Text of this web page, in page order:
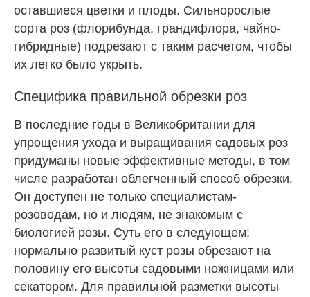
оставшиеся цветки и плоды. Сильнорослые
сорта роз (флорибунда, грандифлора, чайно-
гибридные) подрезают с таким расчетом, чтобы
их легко было укрыть.
Специфика правильной обрезки роз
В последние годы в Великобритании для
упрощения ухода и выращивания садовых роз
придуманы новые эффективные методы, в том
числе разработан облегченный способ обрезки.
Он доступен не только специалистам-
розоводам, но и людям, не знакомым с
биологией розы. Суть его в следующем:
нормально развитый куст розы обрезают на
половину его высоты садовыми ножницами или
секатором. Для правильной разметки высоты